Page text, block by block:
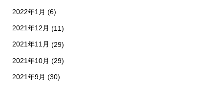
2022年1月 (6)
2021年12月 (11)
2021年11月 (29)
2021年10月 (29)
2021年9月 (30)